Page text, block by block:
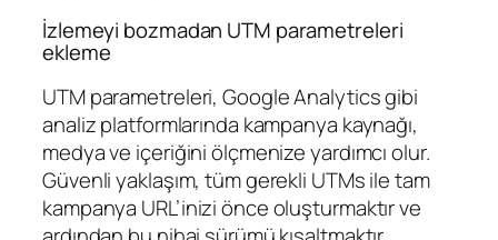
İzlemeyi bozmadan UTM parametreleri
ekleme
UTM parametreleri, Google Analytics gibi
analiz platformlarında kampanya kaynağı,
medya ve içeriğini ölçmenize yardımcı olur.
Güvenli yaklaşım, tüm gerekli UTMs ile tam
kampanya URL’inizi önce oluşturmaktır ve